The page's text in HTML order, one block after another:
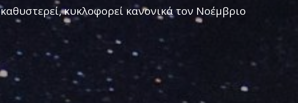
καθυστερεί, κυκλοφορεί κανονικά τον Νοέμβριο